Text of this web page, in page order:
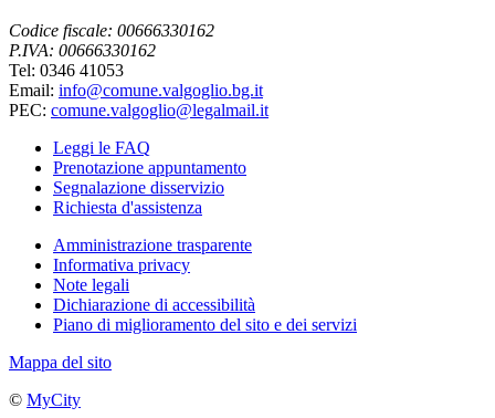
Codice fiscale: 00666330162
P.IVA: 00666330162
Tel: 0346 41053
Email: info@comune.valgoglio.bg.it
PEC: comune.valgoglio@legalmail.it
Leggi le FAQ
Prenotazione appuntamento
Segnalazione disservizio
Richiesta d'assistenza
Amministrazione trasparente
Informativa privacy
Note legali
Dichiarazione di accessibilità
Piano di miglioramento del sito e dei servizi
Mappa del sito
© MyCity